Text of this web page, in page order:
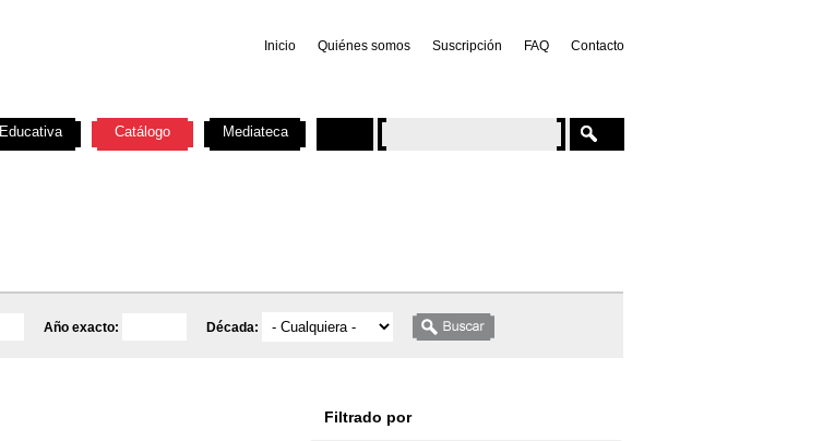
Inicio Quiénes somos Suscripción FAQ Contacto
Año exacto: Década:
Filtrado por
Educativa Catálogo Mediateca